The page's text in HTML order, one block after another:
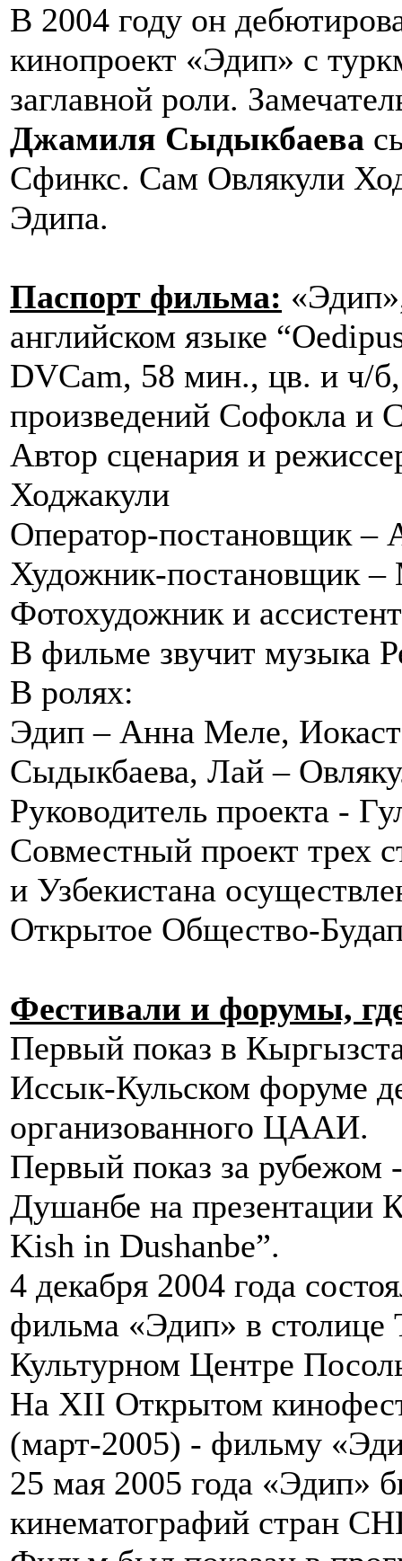
В 2004 году он
кинопроект «Эдип» с
заглавной роли.
Джамиля Сыдыкбаева
Сфинкс. Сам Овлякули
Эдипа.
Паспорт фильма:
английском языке
DVCam, 58 мин., цв. и ч/
произведений Софокла и
Автор сценария и
Ходжакули
Оператор-постановщик –
Художник-постановщик
Фотохудожник и
В фильме звучит музыка
В ролях:
Эдип – Анна Меле,
Сыдыкбаева, Лай –
Руководитель проекта -
Совместный проект трех
и Узбекистана
Открытое Общество-
Фестивали и форумы,
Первый показ в
Иссык-Кульском форуме
организованного ЦААИ.
Первый показ за рубежом
Душанбе на презентации
Kish in Dushanbe”.
4 декабря 2004 года
фильма «Эдип» в
Культурном Центре
На XII Открытом
(март-2005) - фильму
25 мая 2005 года «Эдип»
кинематографий стран